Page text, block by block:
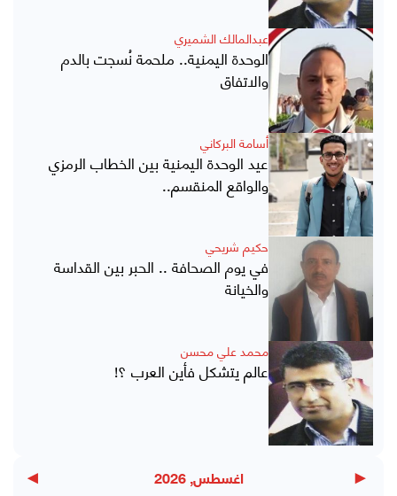
عبدالمالك الشميري
الوحدة اليمنية.. ملحمة نُسجت بالدم
والاتفاق
أسامة البركاني
عيد الوحدة اليمنية بين الخطاب الرمزي
والواقع المنقسم..
حكيم شريحي
في يوم الصحافة .. الحبر بين القداسة
والخيانة
محمد علي محسن
عالم يتشكل فأين العرب ؟!
◀ اغسطس, 2026 ▶